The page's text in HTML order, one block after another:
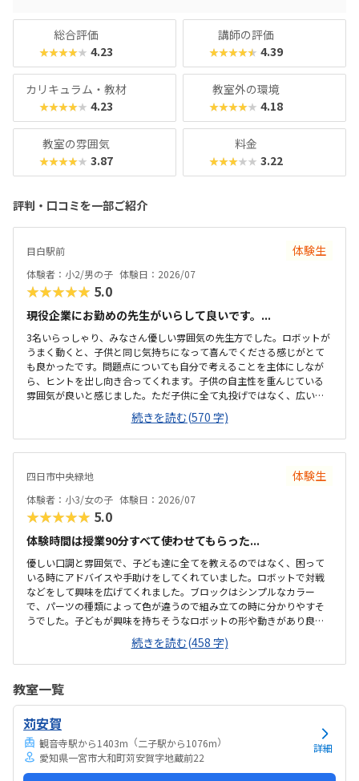
総合評価
★★★★★ 4.23
講師の評価
★★★★★ 4.39
カリキュラム・教材
★★★★★ 4.23
教室外の環境
★★★★★ 4.18
教室の雰囲気
★★★★★ 3.87
料金
★★★★★ 3.22
評判・口コミを一部ご紹介
目白駅前 体験生
体験者：小2/男の子 体験日：2026/07
★★★★★ 5.0
現役企業にお勤めの先生がいらして良いです。...
3名いらっしゃり、みなさん優しい雰囲気の先生方でした。ロボットが
うまく動くと、子供と同じ気持ちになって喜んでくださる感じがとて
も良かったです。問題点についても自分で考えることを主体にしなが
ら、ヒントを出し向き合ってくれます。子供の自主性を重んじている
雰囲気が良いと感じました。ただ子供に全て丸投げではなく、広い机
の上に「教科書とキットをどこに置いたらやりやすいかな？」と声を
かけてくださり、そこから自分で考えていました。ロボット作りもヒ
ントをいただきながら、自分で教科書を読んで作り上げていました。
駅近くですが、静かな環境です。急な坂道があるので、暑い夏など、重
できました。入室したら必ず手を洗うルールも良いです。教室にある
教科書などもきちんと整理整頓されています。キット代が兄弟割引で
半額になりました。入会金も無料に。欲を言えば、...
続きを読む(570 字)
四日市中央緑地 体験生
体験者：小3/女の子 体験日：2026/07
★★★★★ 5.0
体験時間は授業90分すべて使わせてもらった...
優しい口調と雰囲気で、子ども達に全てを教えるのではなく、困って
いる時にアドバイスや手助けをしてくれていました。ロボットで対戦
などをして興味を広げてくれました。ブロックはシンプルなカラー
で、パーツの種類によって色が違うので組み立ての時に分かりやすそ
うでした。子どもが興味を持ちそうなロボットの形や動きがあり良か
ったです。駐車場は停めやすく、分かりやすい場所にあるので助かり
ます。近くに別の施設もあるので、習ってない兄弟が過ごしやすいと
思いました。教室はシンプルで余計なものが置いてないので集中でき
したりできるのは助かります。料金は今の物価で考えれば高いとは思
いませんが、子どもの成長具合で判断すると思います。子どもが自発
的にどんどん作り進めていったのには正直驚きました。最初からたく
さんあれこれ説明されずブロックを触らせてもらったの...
続きを読む(458 字)
教室一覧
苅安賀
観音寺駅から1403m （二子駅から1076m）
愛知県一宮市大和町苅安賀字地蔵前22
詳細